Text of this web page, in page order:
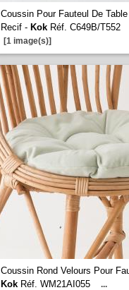
Coussin Pour Fauteul De
Recif - KokRéf. C649B/T552
[1 image(s)]
Coussin Rond Velours Pour
KokRéf. WM21AI055 ...